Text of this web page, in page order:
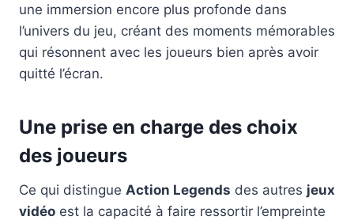
une immersion encore plus profonde dans
l’univers du jeu, créant des moments mémorables
qui résonnent avec les joueurs bien après avoir
quitté l’écran.
Une prise en charge des choix
des joueurs
Ce qui distingue Action Legends des autres jeux
vidéo est la capacité à faire ressortir l’empreinte